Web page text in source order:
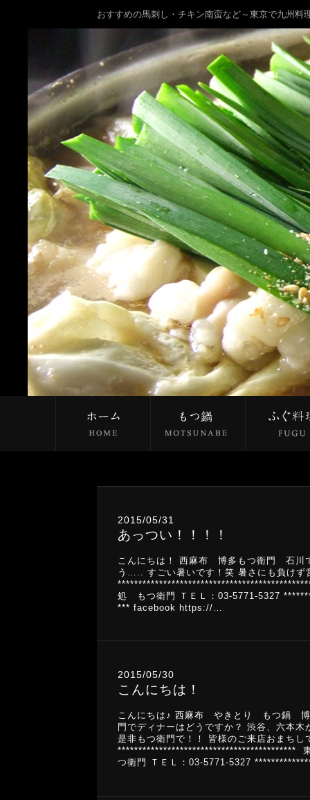
おすすめの馬刺し・チキン南蛮など～東京で九州料
2015/05/31
あっつい！！！！
こんにちは！ 西麻布 博多もつ衛門 石川
う….. すごい暑いです！笑 暑さにも負
処 もつ衛門 ＴＥＬ：03-5771-5327
*** facebook https://…
2015/05/30
こんにちは！
こんにちは♪ 西麻布 やきとり もつ鍋
門でディナーはどうですか？ 渋谷、六本
是非もつ衛門で！！ 皆様のご来店おま
*******************************************
つ衛門 ＴＥＬ：03-5771-5327